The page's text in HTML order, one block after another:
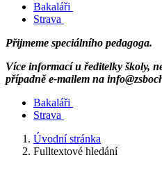
Bakaláři
Strava
Přijmeme speciálního pedagoga.
Více informací u ředitelky školy,
případně e-mailem na
Bakaláři
Strava
Úvodní stránka
Fulltextové hledání